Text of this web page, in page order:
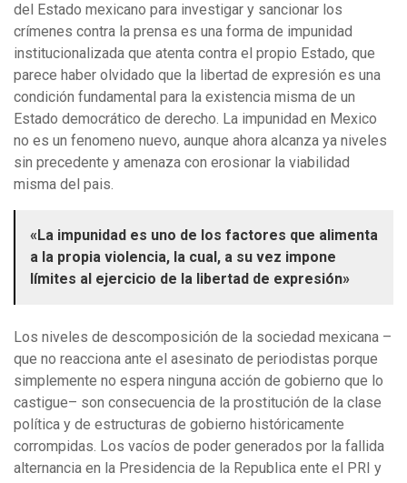
del Estado mexicano para investigar y sancionar los
crímenes contra la prensa es una forma de impunidad
institucionalizada que atenta contra el propio Estado, que
parece haber olvidado que la libertad de expresión es una
condición fundamental para la existencia misma de un
Estado democrático de derecho. La impunidad en Mexico
no es un fenomeno nuevo, aunque ahora alcanza ya niveles
sin precedente y amenaza con erosionar la viabilidad
misma del pais.
«La impunidad es uno de los factores que alimenta
a la propia violencia, la cual, a su vez impone
límites al ejercicio de la libertad de expresión»
Los niveles de descomposición de la sociedad mexicana –
que no reacciona ante el asesinato de periodistas porque
simplemente no espera ninguna acción de gobierno que lo
castigue– son consecuencia de la prostitución de la clase
política y de estructuras de gobierno históricamente
corrompidas. Los vacíos de poder generados por la fallida
alternancia en la Presidencia de la Republica ente el PRI y